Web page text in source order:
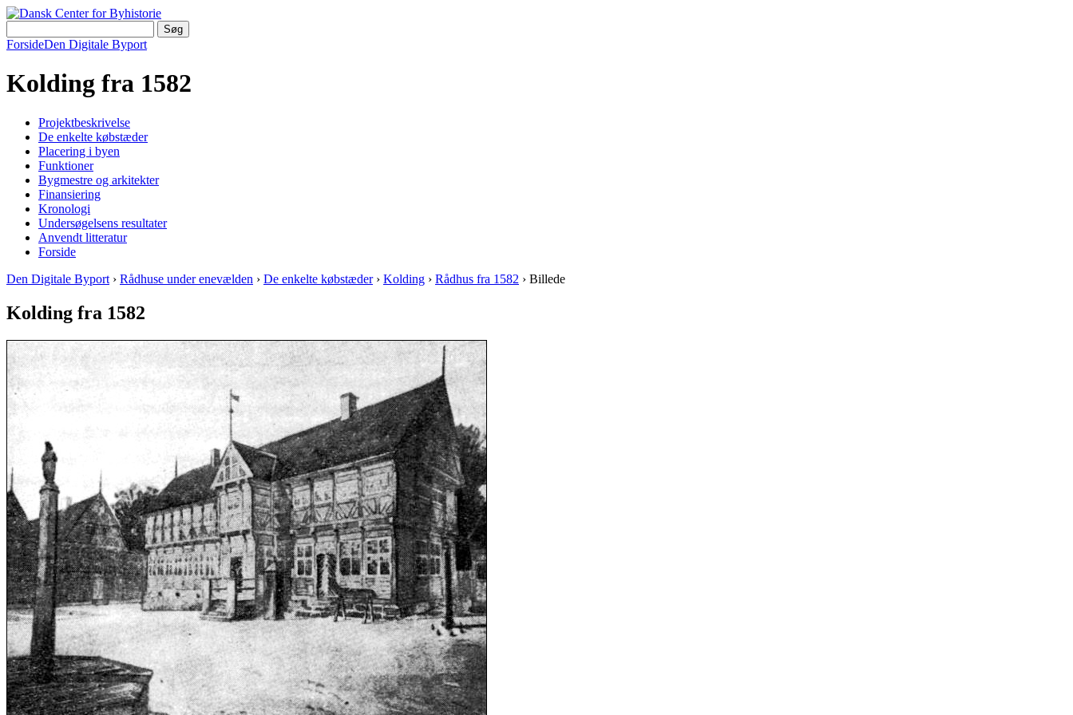
ForsideDen Digitale Byport
Kolding fra 1582
Projektbeskrivelse
De enkelte købstæder
Placering i byen
Funktioner
Bygmestre og arkitekter
Finansiering
Kronologi
Undersøgelsens resultater
Anvendt litteratur
Forside
Den Digitale Byport › Rådhuse under enevælden › De enkelte købstæder› Kolding › Rådhus fra 1582 › Billede
Kolding fra 1582